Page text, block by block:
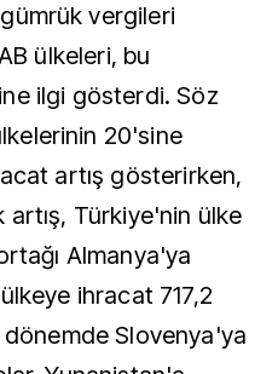
vergileri
ülkeleri, bu
ilgi gösterdi. Söz
20'sine
artış gösterirken,
artış, Türkiye'nin ülke
Almanya'ya
ihracat 717,2
dönemde Slovenya'ya